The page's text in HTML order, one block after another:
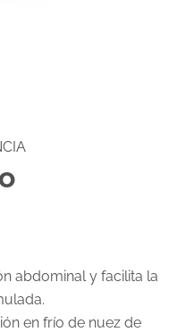
abdominal y facilita la
en frío de nuez de